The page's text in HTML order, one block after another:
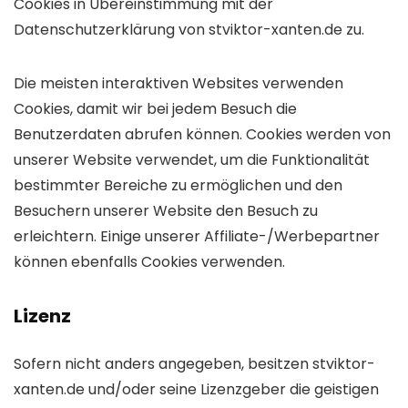
Datenschutzerklärung von stviktor-xanten.de zu.
Die meisten interaktiven Websites verwenden
Cookies, damit wir bei jedem Besuch die
Benutzerdaten abrufen können. Cookies werden von
unserer Website verwendet, um die Funktionalität
bestimmter Bereiche zu ermöglichen und den
Besuchern unserer Website den Besuch zu
erleichtern. Einige unserer Affiliate-/Werbepartner
können ebenfalls Cookies verwenden.
Lizenz
Sofern nicht anders angegeben, besitzen stviktor-
xanten.de und/oder seine Lizenzgeber die geistigen